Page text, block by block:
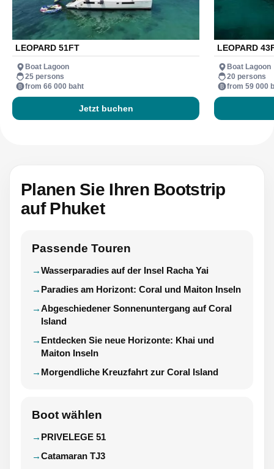
LEOPARD 51FT
Boat Lagoon
25 persons
from 66 000 baht
Jetzt buchen
LEOPARD
Boat Lagoon
20 persons
from 59 000
Planen Sie Ihren Bootstrip
auf Phuket
Passende Touren
Wasserparadies auf der Insel Racha Yai
Paradies am Horizont: Coral und Maiton Inseln
Abgeschiedener Sonnenuntergang auf Coral
Island
Entdecken Sie neue Horizonte: Khai und
Maiton Inseln
Morgendliche Kreuzfahrt zur Coral Island
Boot wählen
PRIVELEGE 51
Catamaran TJ3